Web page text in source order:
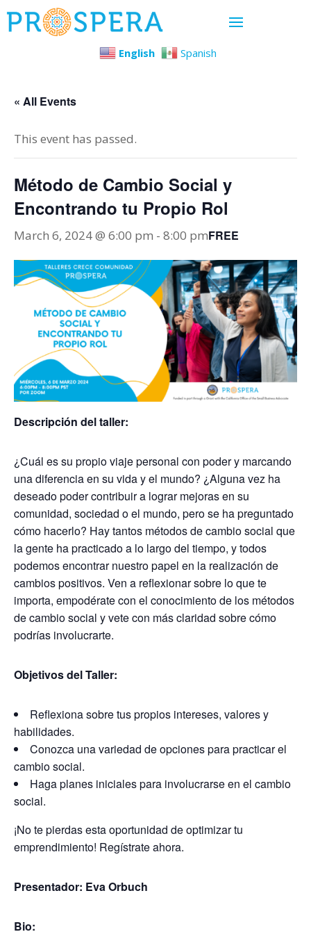
English Spanish
« All Events
This event has passed.
Método de Cambio Social y
Encontrando tu Propio Rol
March 6, 2024 @ 6:00 pm - 8:00 pmFREE
Descripción del taller:
¿Cuál es su propio viaje personal con poder y marcando
una diferencia en su vida y el mundo? ¿Alguna vez ha
deseado poder contribuir a lograr mejoras en su
comunidad, sociedad o el mundo, pero se ha preguntado
cómo hacerlo? Hay tantos métodos de cambio social que
la gente ha practicado a lo largo del tiempo, y todos
podemos encontrar nuestro papel en la realización de
cambios positivos. Ven a reflexionar sobre lo que te
importa, empodérate con el conocimiento de los métodos
de cambio social y vete con más claridad sobre cómo
podrías involucrarte.
Objetivos del Taller:
Reflexiona sobre tus propios intereses, valores y
habilidades.
Conozca una variedad de opciones para practicar el
cambio social.
Haga planes iniciales para involucrarse en el cambio
social.
¡No te pierdas esta oportunidad de optimizar tu
emprendimiento! Regístrate ahora.
Presentador: Eva Orbuch
Bio: